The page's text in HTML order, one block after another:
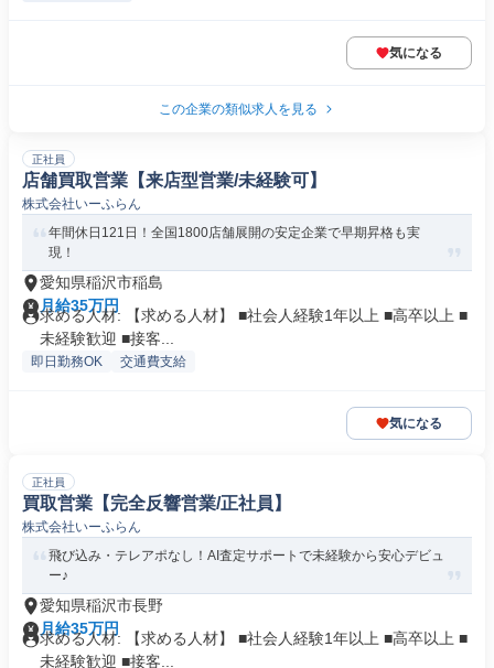
気になる
この企業の類似求人を見る
正社員
店舗買取営業【来店型営業/未経験可】
株式会社いーふらん
年間休日121日！全国1800店舗展開の安定企業で早期昇格も実
現！
愛知県稲沢市稲島
月給35万円
求める人材: 【求める人材】 ■社会人経験1年以上 ■高卒以上 ■
未経験歓迎 ■接客...
即日勤務OK 交通費支給
気になる
正社員
買取営業【完全反響営業/正社員】
株式会社いーふらん
飛び込み・テレアポなし！AI査定サポートで未経験から安心デビュ
ー♪
愛知県稲沢市長野
月給35万円
求める人材: 【求める人材】 ■社会人経験1年以上 ■高卒以上 ■
未経験歓迎 ■接客...